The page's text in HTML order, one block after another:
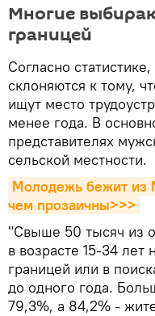
Многие
границей
Согласно
склоняются к тому,
ищут место
менее года. В
представителях
сельской местности.
Молодежь бежит из
чем прозаичны>>>
"Свыше 50 тысяч из
в возрасте 15-34 лет
границей или в
до одного года.
79,3%, а 84,2% -